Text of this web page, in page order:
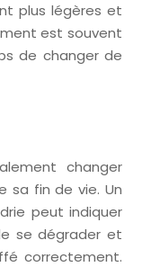
plus légères et
est souvent
de changer de
changer
sa fin de vie. Un
peut indiquer
se dégrader et
correctement.